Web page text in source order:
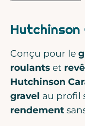
Hutchinson
Conçu pour le
roulants et
Hutchinson
gravel au profil
rendement